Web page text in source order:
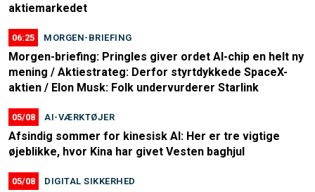
aktiemarkedet
06:25 MORGEN-BRIEFING
Morgen-briefing: Pringles giver ordet AI-chip en helt ny
mening / Aktiestrateg: Derfor styrtdykkede SpaceX-
aktien / Elon Musk: Folk undervurderer Starlink
05/08 AI-VÆRKTØJER
Afsindig sommer for kinesisk AI: Her er tre vigtige
øjeblikke, hvor Kina har givet Vesten baghjul
05/08 DIGITAL SIKKERHED